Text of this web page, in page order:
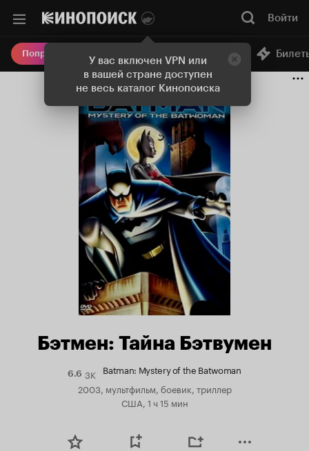
У вас включен VPN или
в вашей стране доступен
не весь каталог Кинопоиска
Войти
Попробовать Плюс Онлайн-кинотеатр
Бэтмен: Тайна Бэтвумен
6.6Рейтинг
Кинопоиска
3K Batman: Mystery of the Batwoman
2003, мультфильм, боевик, триллер
США, 1 ч 15 мин